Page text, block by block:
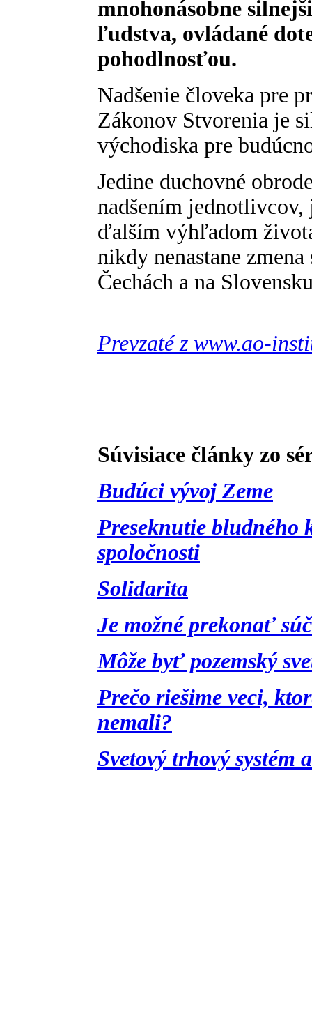
mnohonásobne
ľudstva, ovládané
pohodlnosťou.
Nadšenie človeka pre
Zákonov Stvorenia je
východiska pre
Jedine duchovné
nadšením jednotlivcov,
ďalším výhľadom
nikdy nenastane
Čechách a na
Prevzaté z www.ao-
Súvisiace články zo
Budúci vývoj Zeme
Preseknutie bludného
spoločnosti
Solidarita
Je možné prekonať
Môže byť pozemský
Prečo riešime veci,
nemali?
Svetový trhový systém